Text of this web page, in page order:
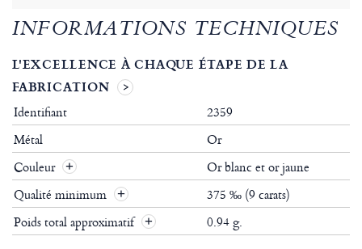
INFORMATIONS TECHNIQUES
L'EXCELLENCE À CHAQUE ÉTAPE DE LA
FABRICATION
Identifiant
2359
Métal
Or
Couleur
Or blanc et or jaune
Qualité minimum
375 ‰ (9 carats)
Poids total approximatif
0.94 g.